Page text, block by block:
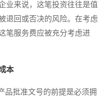
业来说，这笔投资往往是值
退回或否决的风险。在考虑
笔服务费应被充分考虑进
本
批准文号的前提是必须拥